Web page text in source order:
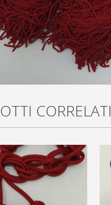
CORRELATI